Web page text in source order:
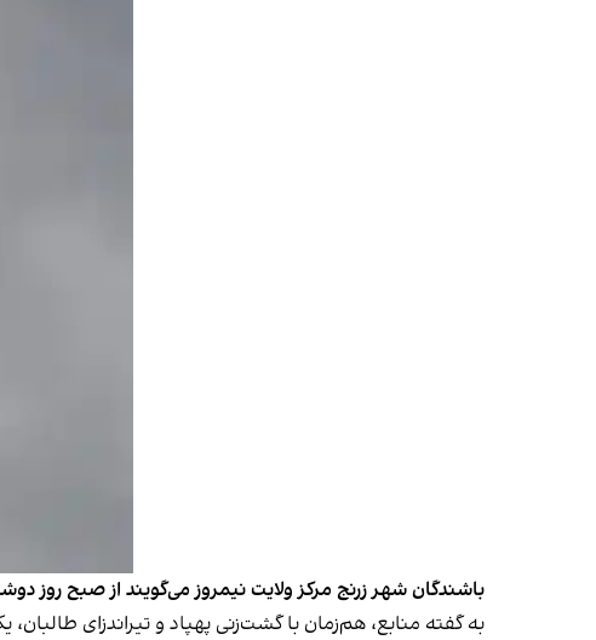
باشندگان شهر زرنج مرکز ولایت نیمروز می‌گویند از صبح روز
به گفته منابع، هم‌زمان با گشت‌زنی پهپاد و تیراندزای